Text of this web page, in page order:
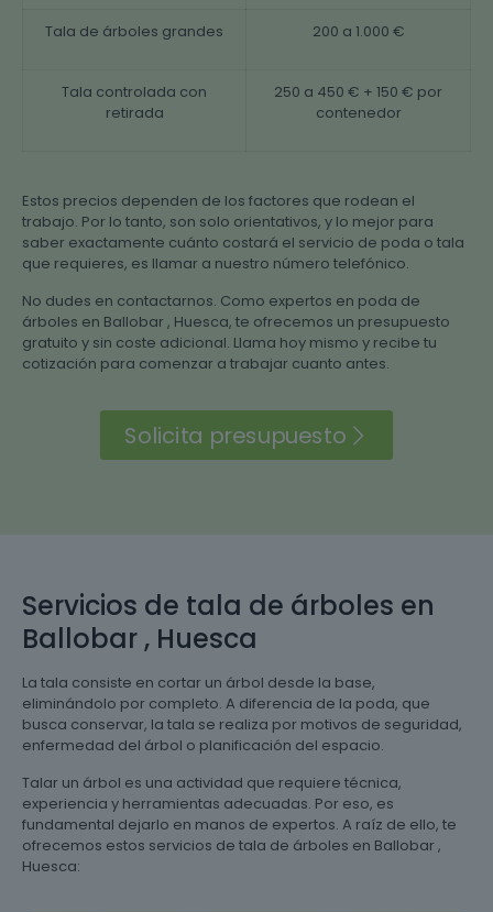
Tala de árboles grandes 200 a 1.000 €
Tala controlada con
retirada
250 a 450 € + 150 € por
contenedor
Estos precios dependen de los factores que rodean el
trabajo. Por lo tanto, son solo orientativos, y lo mejor para
saber exactamente cuánto costará el servicio de poda o tala
que requieres, es llamar a nuestro número telefónico.
No dudes en contactarnos. Como expertos en poda de
árboles en Ballobar , Huesca, te ofrecemos un presupuesto
gratuito y sin coste adicional. Llama hoy mismo y recibe tu
cotización para comenzar a trabajar cuanto antes.
Solicita presupuesto
Servicios de tala de árboles en
Ballobar , Huesca
La tala consiste en cortar un árbol desde la base,
eliminándolo por completo. A diferencia de la poda, que
busca conservar, la tala se realiza por motivos de seguridad,
enfermedad del árbol o planificación del espacio.
Talar un árbol es una actividad que requiere técnica,
experiencia y herramientas adecuadas. Por eso, es
fundamental dejarlo en manos de expertos. A raíz de ello, te
ofrecemos estos servicios de tala de árboles en Ballobar ,
Huesca: